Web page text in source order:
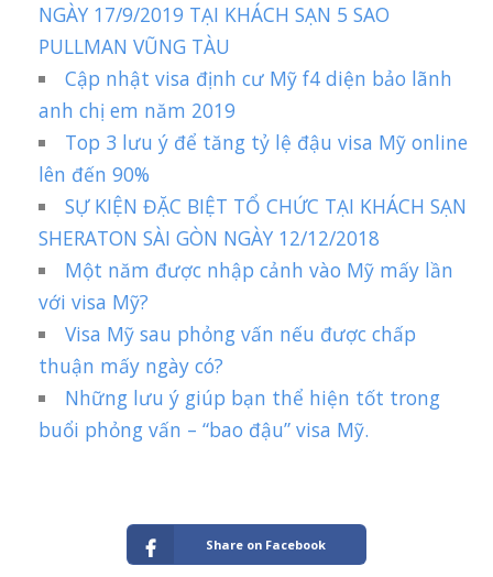
NGÀY 17/9/2019 TẠI KHÁCH SẠN 5 SAO
PULLMAN VŨNG TÀU
Cập nhật visa định cư Mỹ f4 diện bảo lãnh
anh chị em năm 2019
Top 3 lưu ý để tăng tỷ lệ đậu visa Mỹ online
lên đến 90%
SỰ KIỆN ĐẶC BIỆT TỔ CHỨC TẠI KHÁCH SẠN
SHERATON SÀI GÒN NGÀY 12/12/2018
Một năm được nhập cảnh vào Mỹ mấy lần
với visa Mỹ?
Visa Mỹ sau phỏng vấn nếu được chấp
thuận mấy ngày có?
Những lưu ý giúp bạn thể hiện tốt trong
buổi phỏng vấn – “bao đậu” visa Mỹ.
Share on Facebook